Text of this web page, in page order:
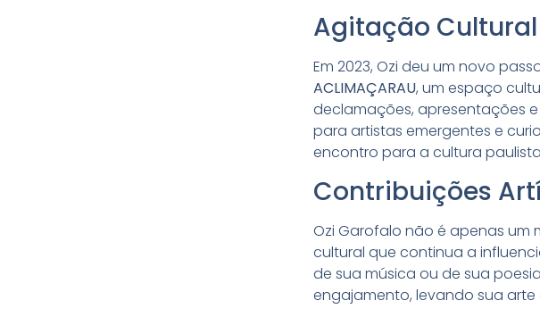
Agitação Cultural
Em 2023, Ozi deu um novo
ACLIMAÇARAU, um espaço
declamações, apresentações
para artistas emergentes e
encontro para a cultura
Contribuições
Ozi Garofalo não é apenas um
cultural que continua a
de sua música ou de sua
engajamento, levando sua arte